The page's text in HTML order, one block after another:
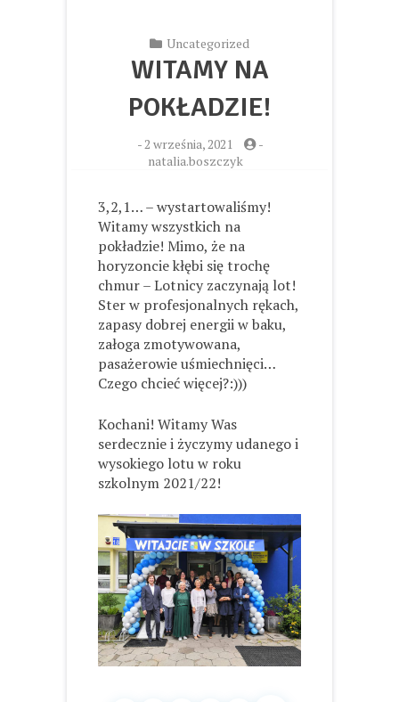
Uncategorized
WITAMY NA
POKŁADZIE!
-2 września, 2021
-
natalia.boszczyk
3,2,1… – wystartowaliśmy!
Witamy wszystkich na
pokładzie! Mimo, że na
horyzoncie kłębi się trochę
chmur – Lotnicy zaczynają lot!
Ster w profesjonalnych rękach,
zapasy dobrej energii w baku,
załoga zmotywowana,
pasażerowie uśmiechnięci…
Czego chcieć więcej?:)))
Kochani! Witamy Was
serdecznie i życzymy udanego i
wysokiego lotu w roku
szkolnym 2021/22!